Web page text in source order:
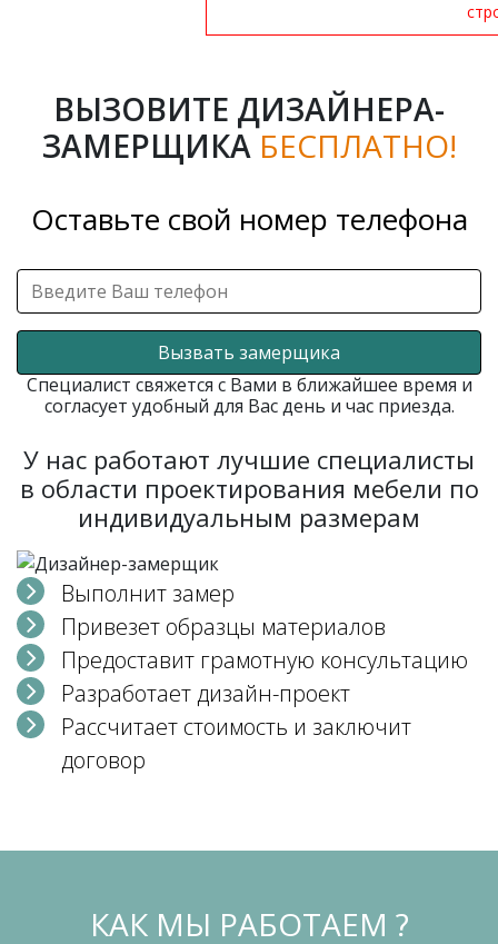
ВЫЗОВИТЕ ДИЗАЙНЕРА-
ЗАМЕРЩИКА БЕСПЛАТНО!
Оставьте свой номер телефона
Вызвать замерщика
Специалист свяжется с Вами в ближайшее время и
согласует удобный для Вас день и час приезда.
У нас работают лучшие специалисты
в области проектирования мебели по
индивидуальным размерам
Выполнит замер
Привезет образцы материалов
Предоставит грамотную консультацию
Разработает дизайн-проект
Рассчитает стоимость и заключит
договор
КАК МЫ РАБОТАЕМ ?